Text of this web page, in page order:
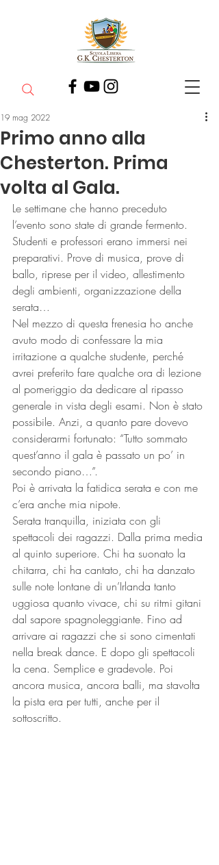
Primo anno alla
Chesterton. Prima
volta al Gala.
19 mag 2022
Le settimane che hanno preceduto
l’evento sono state di grande fermento.
Studenti e professori erano immersi nei
preparativi. Prove di musica, prove di
ballo, riprese per il video, allestimento
degli ambienti, organizzazione della
serata…
Nel mezzo di questa frenesia ho anche
avuto modo di confessare la mia
irritazione a qualche studente, perché
avrei preferito fare qualche ora di lezione
al pomeriggio da dedicare al ripasso
generale in vista degli esami. Non è stato
possibile. Anzi, a quanto pare dovevo
considerarmi fortunato: “Tutto sommato
quest’anno il gala è passato un po’ in
secondo piano…”.
Poi è arrivata la fatidica serata e con me
c’era anche mia nipote.
Serata tranquilla, iniziata con gli
spettacoli dei ragazzi. Dalla prima media
al quinto superiore. Chi ha suonato la
chitarra, chi ha cantato, chi ha danzato
sulle note lontane di un’Irlanda tanto
uggiosa quanto vivace, chi su ritmi gitani
dal sapore spagnoleggiante. Fino ad
arrivare ai ragazzi che si sono cimentati
nella break dance. E dopo gli spettacoli
la cena. Semplice e gradevole. Poi
ancora musica, ancora balli, ma stavolta
la pista era per tutti, anche per il
sottoscritto.